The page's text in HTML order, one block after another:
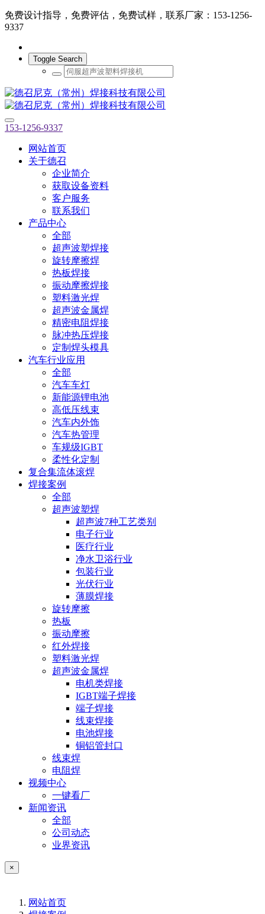
免费设计指导，免费评估，免费试样，联系厂家：153-1256-
9337
Toggle Search
153-1256-9337
网站首页
关于德召
企业简介
获取设备资料
客户服务
联系我们
产品中心
全部
超声波塑焊接
旋转摩擦焊
热板焊接
振动摩擦焊接
塑料激光焊
超声波金属焊
精密电阻焊接
脉冲热压焊接
定制焊头模具
汽车行业应用
全部
汽车车灯
新能源锂电池
高低压线束
汽车内外饰
汽车热管理
车规级IGBT
柔性化定制
复合集流体滚焊
焊接案例
全部
超声波塑焊
超声波7种工艺类别
电子行业
医疗行业
净水卫浴行业
包装行业
光伏行业
薄膜焊接
旋转摩擦
热板
振动摩擦
红外焊接
塑料激光焊
超声波金属焊
电机类焊接
IGBT端子焊接
端子焊接
线束焊接
电池焊接
铜铝管封口
线束焊
电阻焊
视频中心
一键看厂
新闻资讯
全部
公司动态
业界资讯
×
网站首页